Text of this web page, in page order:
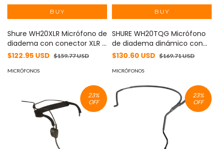
Shure WH20XLR Micrófono de
diadema con conector XLR -
Dinámico y de alta calidad
eventos en vivo y
$122.95 USD $159.77 USD
MICRÓFONOS
SHURE WH20TQG Micrófono
de diadema dinámico con
conector de 4 pines para
Ligero y versátil para
grabación profesional
$130.60 USD $169.71 USD
MICRÓFONOS
23%
OFF
23%
OFF